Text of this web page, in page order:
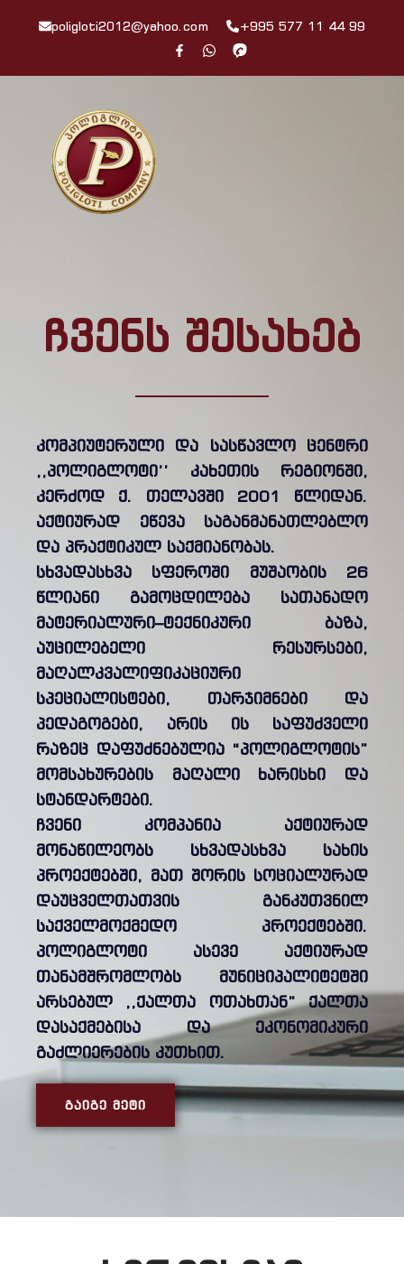
poligloti2012@yahoo.com +995 577 11 44 99
ჩვენს შესახებ
კომპიუტერული და სასწავლო ცენტრი
,,პოლიგლოტი’’ კახეთის რეგიონში,
კერძოდ ქ. თელავში 2001 წლიდან.
აქტიურად ეწევა საგანმანათლებლო
და პრაქტიკულ საქმიანობას.
სხვადასხვა სფეროში მუშაობის 26
წლიანი გამოცდილება სათანადო
მატერიალური–ტექნიკური ბაზა,
აუცილებელი რესურსები,
მაღალკვალიფიკაციური
სპეციალისტები, თარჯიმნები და
პედაგოგები, არის ის საფუძველი
რაზეც დაფუძნებულია “პოლიგლოტის”
მომსახურების მაღალი ხარისხი და
სტანდარტები.
ჩვენი კომპანია აქტიურად
მონაწილეობს სხვადასხვა სახის
პროექტებში, მათ შორის სოციალურად
დაუცველთათვის განკუთვნილ
საქველმოქმედო პროექტებში.
პოლიგლოტი ასევე აქტიურად
თანამშრომლობს მუნიციპალიტეტში
არსებულ ,,ქალთა ოთახთან” ქალთა
დასაქმებისა და ეკონომიკური
გაძლიერების კუთხით.
ᲒᲐᲘᲒᲔ ᲛᲔᲢᲘ